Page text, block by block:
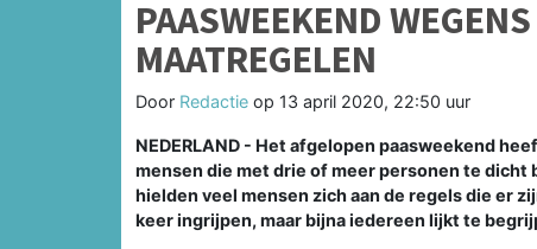
PAASWEEKEND
MAATREGELEN
Door Redactie op 13 april 2020, 22:50 uur
NEDERLAND - Het afgelopen paasweekend
mensen die met drie of meer personen te dicht
hielden veel mensen zich aan de regels die er
keer ingrijpen, maar bijna iedereen lijkt te